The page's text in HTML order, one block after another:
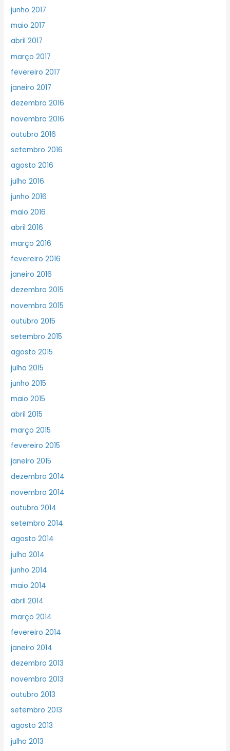
junho 2017
maio 2017
abril 2017
março 2017
fevereiro 2017
janeiro 2017
dezembro 2016
novembro 2016
outubro 2016
setembro 2016
agosto 2016
julho 2016
junho 2016
maio 2016
abril 2016
março 2016
fevereiro 2016
janeiro 2016
dezembro 2015
novembro 2015
outubro 2015
setembro 2015
agosto 2015
julho 2015
junho 2015
maio 2015
abril 2015
março 2015
fevereiro 2015
janeiro 2015
dezembro 2014
novembro 2014
outubro 2014
setembro 2014
agosto 2014
julho 2014
junho 2014
maio 2014
abril 2014
março 2014
fevereiro 2014
janeiro 2014
dezembro 2013
novembro 2013
outubro 2013
setembro 2013
agosto 2013
julho 2013